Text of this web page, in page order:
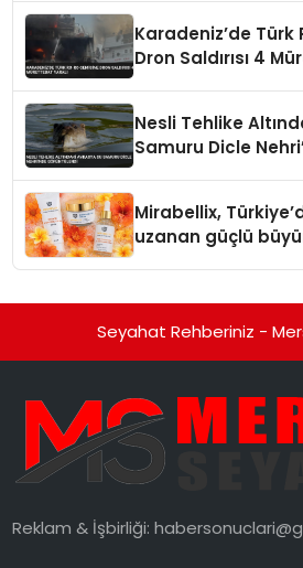
Karadeniz’de Türk
Dron Saldırısı 4
Nesli Tehlike
Samuru Dicle
Mirabellix,
uzanan güçlü
Seyahat Rehberiniz -
Reklam & İşbirliği: